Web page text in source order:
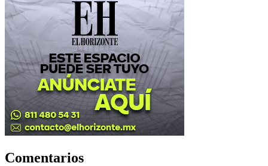
Comentarios